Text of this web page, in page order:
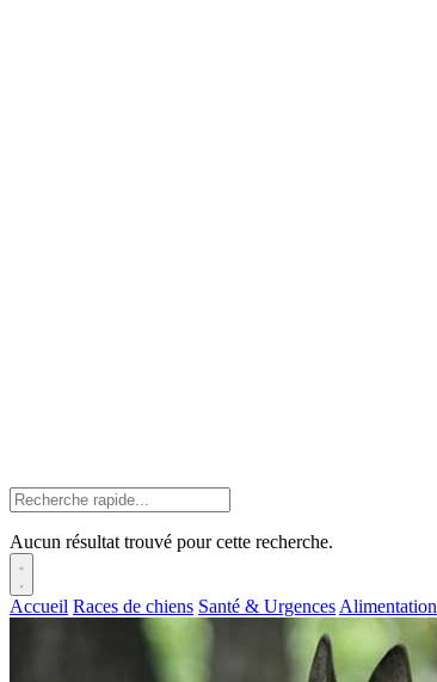
Aucun résultat trouvé pour cette recherche.
Accueil Races de chiens Santé & Urgences Alimentation